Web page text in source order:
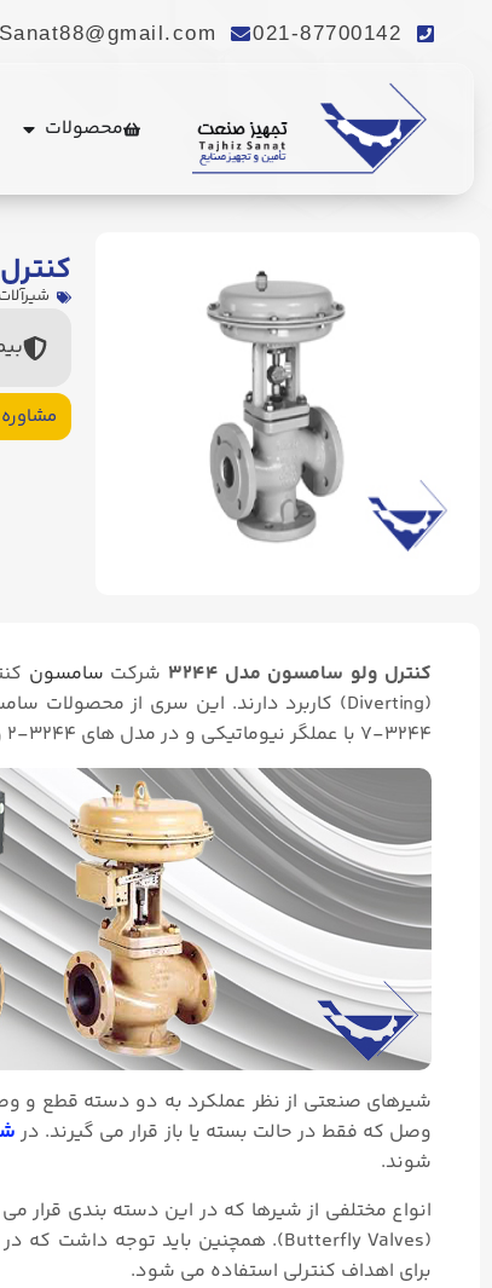
021-87700142
محصولات
کنترل ولو سامسون مدل ۳۲۴۴ شرکت سامسون
۳۲۴۴-۷ با عملگر نیوماتیکی و در مدل های ۳۲۴۴-۲ و ۳۲۴۴-۳ به ترتیب با عملگرهای الکتریکی و دستی کار می کنند.
وصل که فقط در حالت بسته یا باز قرار می گیرند. در
شوند.
انواع مختلفی از شیرها که در این دسته بندی قرار می
برای اهداف کنترلی استفاده می شود.